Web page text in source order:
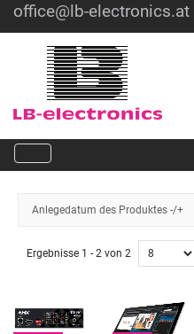
office@lb-electronics.at
Anlegedatum des Produktes -/+
Ergebnisse 1 - 2 von 2